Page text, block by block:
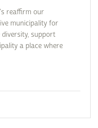
reaffirm our
municipality for
diversity, support
a place where